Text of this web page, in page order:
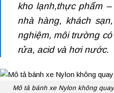
kho lạnh,thực phẩm
nhà hàng, khách
nghiệm, môi trường
rửa, acid và hơi nước.
Mô tả bánh xe Nylon không